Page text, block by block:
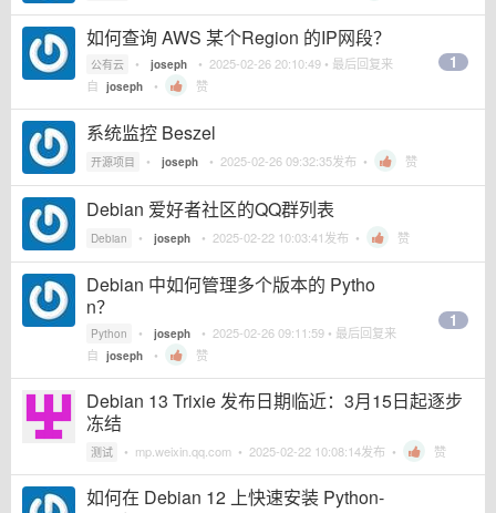
如何查询 AWS 某个Region 的IP网段？
公有云 • joseph • 2025-02-26 20:10:49 • 最后回复来
自 joseph • 赞
1
系统监控 Beszel
开源项目 • joseph • 2025-02-26 09:32:35发布 • 赞
Debian 爱好者社区的QQ群列表
Debian • joseph • 2025-02-22 10:03:41发布 • 赞
Debian 中如何管理多个版本的 Pytho
n？
Python • joseph • 2025-02-26 09:11:59 • 最后回复来
自 joseph • 赞
1
Debian 13 Trixie 发布日期临近：3月15日起逐步
冻结
测试 • mp.weixin.qq.com • 2025-02-22 10:08:14发布 • 赞
如何在 Debian 12 上快速安装 Python-